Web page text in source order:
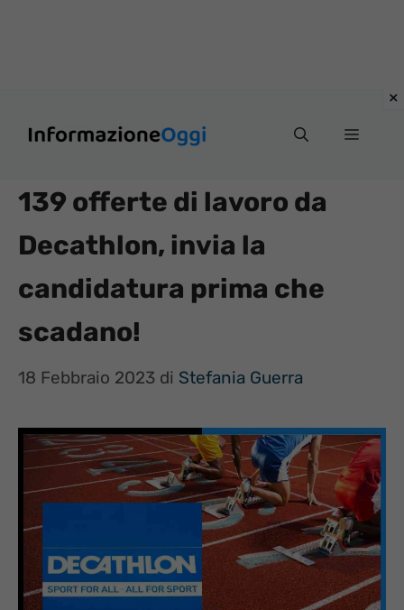
Menu
139 offerte di lavoro da
Decathlon, invia la
candidatura prima che
scadano!
18 Febbraio 2023 di Stefania Guerra